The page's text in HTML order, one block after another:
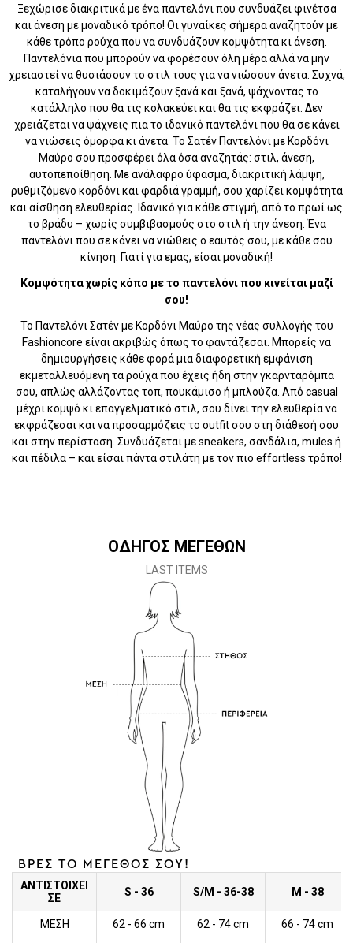
Ξεχώρισε διακριτικά με ένα παντελόνι που συνδυάζει φινέτσα
και άνεση με μοναδικό τρόπο! Οι γυναίκες σήμερα αναζητούν με
κάθε τρόπο ρούχα που να συνδυάζουν κομψότητα κι άνεση.
Παντελόνια που μπορούν να φορέσουν όλη μέρα αλλά να μην
χρειαστεί να θυσιάσουν το στιλ τους για να νιώσουν άνετα. Συχνά,
καταλήγουν να δοκιμάζουν ξανά και ξανά, ψάχνοντας το
κατάλληλο που θα τις κολακεύει και θα τις εκφράζει. Δεν
χρειάζεται να ψάχνεις πια το ιδανικό παντελόνι που θα σε κάνει
να νιώσεις όμορφα κι άνετα. Το Σατέν Παντελόνι με Κορδόνι
Μαύρο σου προσφέρει όλα όσα αναζητάς: στιλ, άνεση,
αυτοπεποίθηση. Με ανάλαφρο ύφασμα, διακριτική λάμψη,
ρυθμιζόμενο κορδόνι και φαρδιά γραμμή, σου χαρίζει κομψότητα
και αίσθηση ελευθερίας. Ιδανικό για κάθε στιγμή, από το πρωί ως
το βράδυ – χωρίς συμβιβασμούς στο στιλ ή την άνεση. Ένα
παντελόνι που σε κάνει να νιώθεις ο εαυτός σου, με κάθε σου
κίνηση. Γιατί για εμάς, είσαι μοναδική!
Κομψότητα χωρίς κόπο με το παντελόνι που κινείται μαζί
σου!
Το Παντελόνι Σατέν με Κορδόνι Μαύρο της νέας συλλογής του
Fashioncore είναι ακριβώς όπως το φαντάζεσαι. Μπορείς να
δημιουργήσεις κάθε φορά μια διαφορετική εμφάνιση
εκμεταλλευόμενη τα ρούχα που έχεις ήδη στην γκαρνταρόμπα
σου, απλώς αλλάζοντας τοπ, πουκάμισο ή μπλούζα. Από casual
μέχρι κομψό κι επαγγελματικό στιλ, σου δίνει την ελευθερία να
εκφράζεσαι και να προσαρμόζεις το outfit σου στη διάθεσή σου
και στην περίσταση. Συνδυάζεται με sneakers, σανδάλια, mules ή
και πέδιλα – και είσαι πάντα στιλάτη με τον πιο effortless τρόπο!
ΟΔΗΓΟΣ ΜΕΓΕΘΩΝ
LAST ITEMS
ΒΡΕΣ ΤΟ ΜΕΓΕΘΟΣ ΣΟΥ!
ΑΝΤΙΣΤΟΙΧΕΙ
ΣΕ
S - 36 S/M - 36-38 M - 38
ΜΕΣΗ 62 - 66 cm 62 - 74 cm 66 - 74 cm